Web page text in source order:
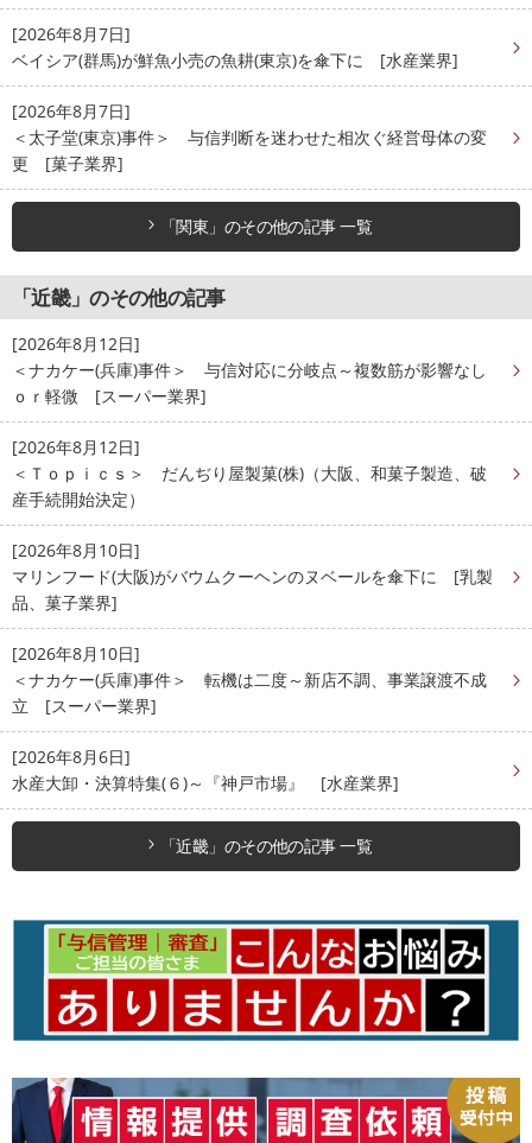
[2026年8月7日]
ベイシア(群馬)が鮮魚小売の魚耕(東京)を傘下に [水産業界]
[2026年8月7日]
＜太子堂(東京)事件＞ 与信判断を迷わせた相次ぐ経営母体の変
更 [菓子業界]
「関東」のその他の記事 一覧
「近畿」のその他の記事
[2026年8月12日]
＜ナカケー(兵庫)事件＞ 与信対応に分岐点～複数筋が影響なし
ｏｒ軽微 [スーパー業界]
[2026年8月12日]
＜Ｔｏｐｉｃｓ＞ だんぢり屋製菓(株)（大阪、和菓子製造、破
産手続開始決定）
[2026年8月10日]
マリンフード(大阪)がバウムクーヘンのヌベールを傘下に [乳製
品、菓子業界]
[2026年8月10日]
＜ナカケー(兵庫)事件＞ 転機は二度～新店不調、事業譲渡不成
立 [スーパー業界]
[2026年8月6日]
水産大卸・決算特集(６)～『神戸市場』 [水産業界]
「近畿」のその他の記事 一覧